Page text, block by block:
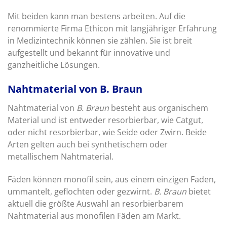
Mit beiden kann man bestens arbeiten. Auf die
renommierte Firma Ethicon mit langjähriger Erfahrung
in Medizintechnik können sie zählen. Sie ist breit
aufgestellt und bekannt für innovative und
ganzheitliche Lösungen.
Nahtmaterial von B. Braun
Nahtmaterial von B. Braun besteht aus organischem
Material und ist entweder resorbierbar, wie Catgut,
oder nicht resorbierbar, wie Seide oder Zwirn. Beide
Arten gelten auch bei synthetischem oder
metallischem Nahtmaterial.
Fäden können monofil sein, aus einem einzigen Faden,
ummantelt, geflochten oder gezwirnt. B. Braun bietet
aktuell die größte Auswahl an resorbierbarem
Nahtmaterial aus monofilen Fäden am Markt.